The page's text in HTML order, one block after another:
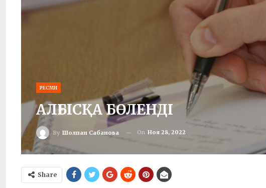
РЕСМИ
АЛҒЫСҚА БӨЛЕНДІ
By Шолпан Сабанова On Ноя 28, 2022
Share